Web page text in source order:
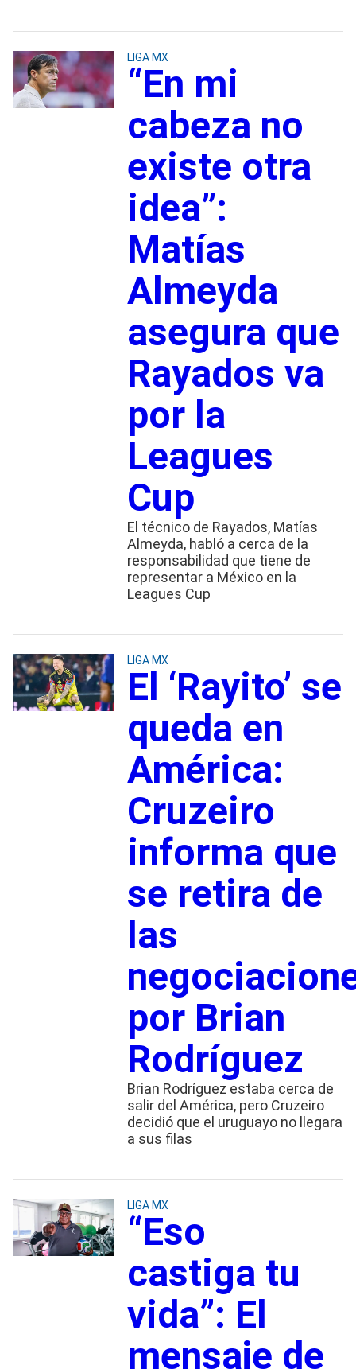
LIGA MX
“En mi
cabeza no
existe otra
idea”:
Matías
Almeyda
asegura que
Rayados va
por la
Leagues
Cup
El técnico de Rayados, Matías
Almeyda, habló a cerca de la
responsabilidad que tiene de
representar a México en la
Leagues Cup
LIGA MX
El ‘Rayito’ se
queda en
América:
Cruzeiro
informa que
se retira de
las
por Brian
Rodríguez
Brian Rodríguez estaba cerca de
salir del América, pero Cruzeiro
decidió que el uruguayo no llegara
a sus filas
LIGA MX
“Eso
castiga tu
vida”: El
mensaje de